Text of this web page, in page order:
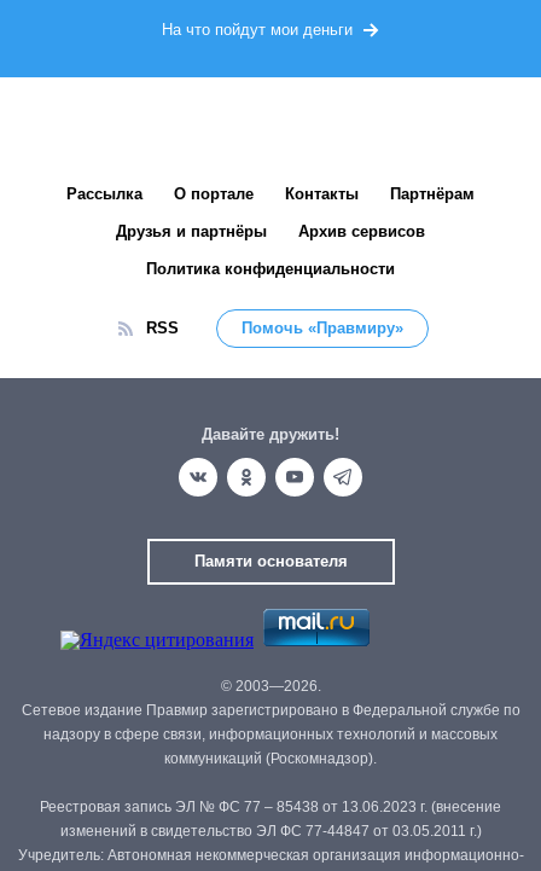
На что пойдут мои деньги
Рассылка О портале Контакты Партнёрам
Друзья и партнёры Архив сервисов
Политика конфиденциальности
RSS Помочь «Правмиру»
Давайте дружить!
Памяти основателя
© 2003—2026.
Сетевое издание Правмир зарегистрировано в Федеральной службе по
надзору в сфере связи, информационных технологий и массовых
коммуникаций (Роскомнадзор).
Реестровая запись ЭЛ № ФС 77 – 85438 от 13.06.2023 г. (внесение
изменений в свидетельство ЭЛ ФС 77-44847 от 03.05.2011 г.)
Учредитель: Автономная некоммерческая организация информационно-